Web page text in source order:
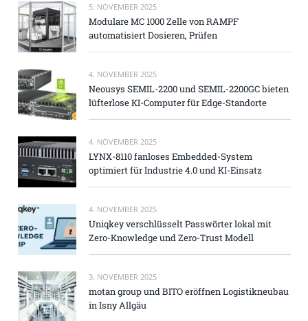
5. NOVEMBER 2025
Modulare MC 1000 Zelle von RAMPF
automatisiert Dosieren, Prüfen
4. NOVEMBER 2025
Neousys SEMIL-2200 und SEMIL-2200GC bieten
lüfterlose KI-Computer für Edge-Standorte
4. NOVEMBER 2025
LYNX-8110 fanloses Embedded-System
optimiert für Industrie 4.0 und KI-Einsatz
4. NOVEMBER 2025
Uniqkey verschlüsselt Passwörter lokal mit
Zero-Knowledge und Zero-Trust Modell
3. NOVEMBER 2025
motan group und BITO eröffnen Logistikneubau
in Isny Allgäu